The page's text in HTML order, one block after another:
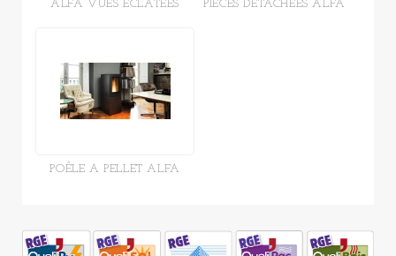
ALFA VUES ECLATEES PIECES DETACHEES ALFA
POÊLE A PELLET ALFA